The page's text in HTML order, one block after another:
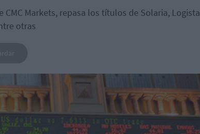
Markets, repasa los títulos de Solaria, Logista
otras